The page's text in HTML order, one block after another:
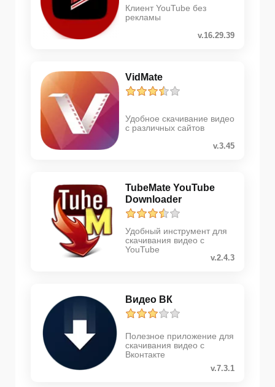
Клиент YouTube без
рекламы
v.16.29.39
VidMate
Удобное скачивание видео
с различных сайтов
v.3.45
TubeMate YouTube
Downloader
Удобный инструмент для
скачивания видео с
YouTube
v.2.4.3
Видео ВК
Полезное приложение для
скачивания видео с
Вконтакте
v.7.3.1